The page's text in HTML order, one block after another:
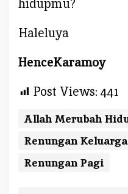
hidupmu?
Haleluya
HenceKaramoy
Post Views: 441
Allah Merubah
Renungan Keluarga
Renungan Pagi